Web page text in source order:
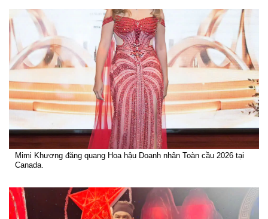
Mimi Khương đăng quang Hoa hậu Doanh nhân Toàn cầu 2026 tại
Canada.